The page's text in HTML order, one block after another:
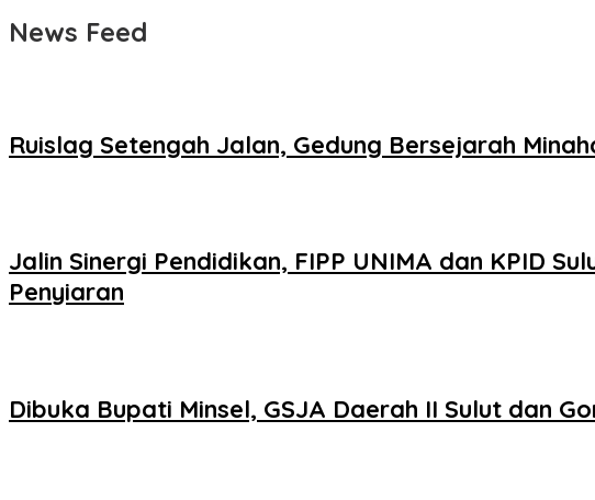
News Feed
Ruislag Setengah Jalan, Gedung Bersejarah
Jalin Sinergi Pendidikan, FIPP UNIMA dan KPID
Penyiaran
Dibuka Bupati Minsel, GSJA Daerah II Sulut dan